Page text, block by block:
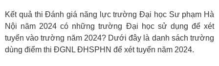
Kết quả thi Đánh giá năng lực trường Đại học Sư phạm Hà
Nội năm 2024 có những trường Đại học sử dụng để xét
tuyển vào trường năm 2024? Dưới đây là danh sách trường
dùng điểm thi ĐGNL ĐHSPHN để xét tuyển năm 2024.